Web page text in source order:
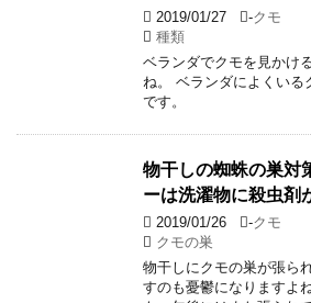
2019/01/27 -クモ
種類
ベランダでクモを見かけ
ね。 ベランダによくいる
です。
物干しの蜘蛛の巣対
ーは洗濯物に殺虫剤
2019/01/26 -クモ
クモの巣
物干しにクモの巣が張ら
すのも憂鬱になりますよ